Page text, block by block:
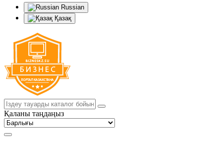
Russian
Қазақ
Қаланы таңдаңыз